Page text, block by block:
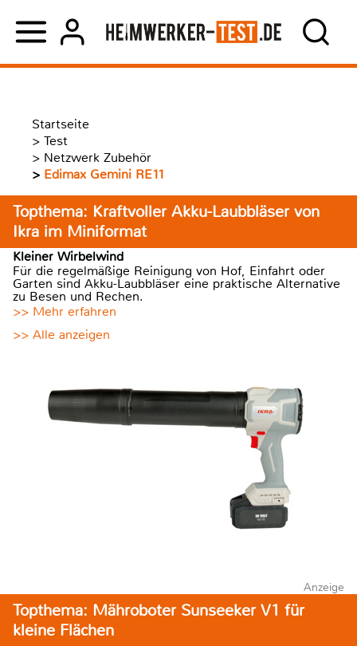
Startseite
> Test
> Netzwerk Zubehör
> Edimax Gemini RE11
Topthema: Kraftvoller Akku-Laubbläser von
Ikra im Miniformat
Kleiner Wirbelwind
Für die regelmäßige Reinigung von Hof, Einfahrt oder
Garten sind Akku-Laubbläser eine praktische Alternative
zu Besen und Rechen.
>> Mehr erfahren
>> Alle anzeigen
Anzeige
Topthema: Mähroboter Sunseeker V1 für
kleine Flächen